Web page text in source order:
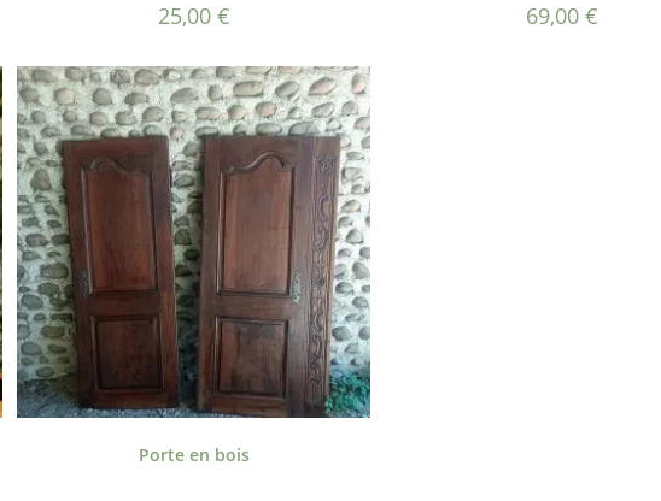
25,00 € 69,00 €
Porte en bois